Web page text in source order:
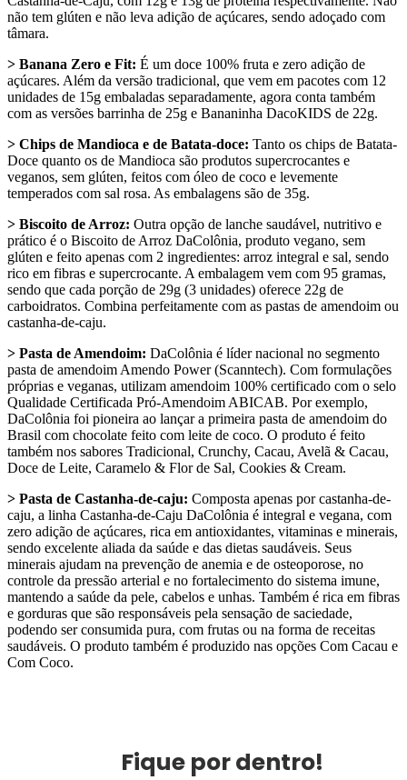
não tem glúten e não leva adição de açúcares, sendo adoçado com
tâmara.
> Banana Zero e Fit: É um doce 100% fruta e zero adição de
açúcares. Além da versão tradicional, que vem em pacotes com 12
unidades de 15g embaladas separadamente, agora conta também
com as versões barrinha de 25g e Bananinha DacoKIDS de 22g.
> Chips de Mandioca e de Batata-doce: Tanto os chips de Batata-
Doce quanto os de Mandioca são produtos supercrocantes e
veganos, sem glúten, feitos com óleo de coco e levemente
temperados com sal rosa. As embalagens são de 35g.
> Biscoito de Arroz: Outra opção de lanche saudável, nutritivo e
prático é o Biscoito de Arroz DaColônia, produto vegano, sem
glúten e feito apenas com 2 ingredientes: arroz integral e sal, sendo
rico em fibras e supercrocante. A embalagem vem com 95 gramas,
sendo que cada porção de 29g (3 unidades) oferece 22g de
carboidratos. Combina perfeitamente com as pastas de amendoim ou
castanha-de-caju.
> Pasta de Amendoim: DaColônia é líder nacional no segmento
pasta de amendoim Amendo Power (Scanntech). Com formulações
próprias e veganas, utilizam amendoim 100% certificado com o selo
Qualidade Certificada Pró-Amendoim ABICAB. Por exemplo,
DaColônia foi pioneira ao lançar a primeira pasta de amendoim do
Brasil com chocolate feito com leite de coco. O produto é feito
também nos sabores Tradicional, Crunchy, Cacau, Avelã & Cacau,
Doce de Leite, Caramelo & Flor de Sal, Cookies & Cream.
> Pasta de Castanha-de-caju: Composta apenas por castanha-de-
caju, a linha Castanha-de-Caju DaColônia é integral e vegana, com
zero adição de açúcares, rica em antioxidantes, vitaminas e minerais,
sendo excelente aliada da saúde e das dietas saudáveis. Seus
minerais ajudam na prevenção de anemia e de osteoporose, no
controle da pressão arterial e no fortalecimento do sistema imune,
mantendo a saúde da pele, cabelos e unhas. Também é rica em fibras
e gorduras que são responsáveis pela sensação de saciedade,
podendo ser consumida pura, com frutas ou na forma de receitas
saudáveis. O produto também é produzido nas opções Com Cacau e
Com Coco.
Fique por dentro!